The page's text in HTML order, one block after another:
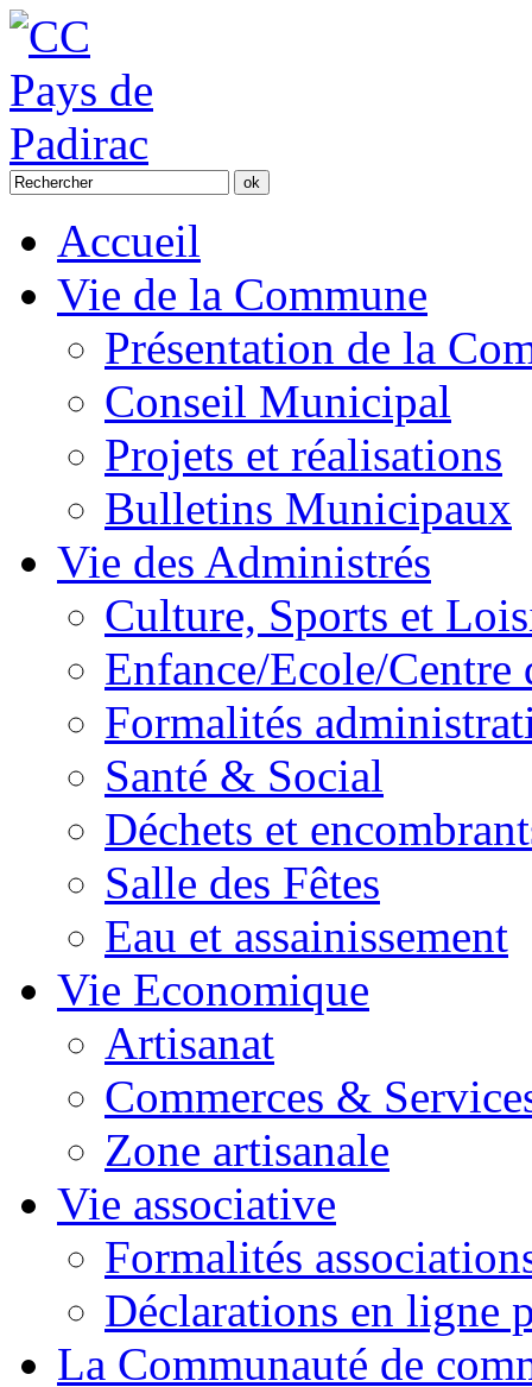
Accueil
Vie de la Commune
Présentation de la
Conseil Municipal
Projets et réalisations
Bulletins Municipaux
Vie des Administrés
Culture, Sports et
Enfance/Ecole/Centre
Formalités
Santé & Social
Déchets et
Salle des Fêtes
Eau et assainissement
Vie Economique
Artisanat
Commerces &
Zone artisanale
Vie associative
Formalités
Déclarations en ligne
La Communauté de